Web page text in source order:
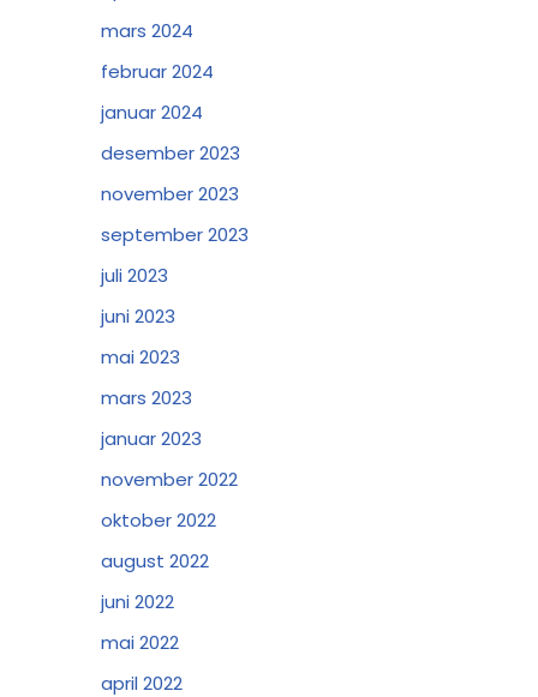
mars 2024
februar 2024
januar 2024
desember 2023
november 2023
september 2023
juli 2023
juni 2023
mai 2023
mars 2023
januar 2023
november 2022
oktober 2022
august 2022
juni 2022
mai 2022
april 2022